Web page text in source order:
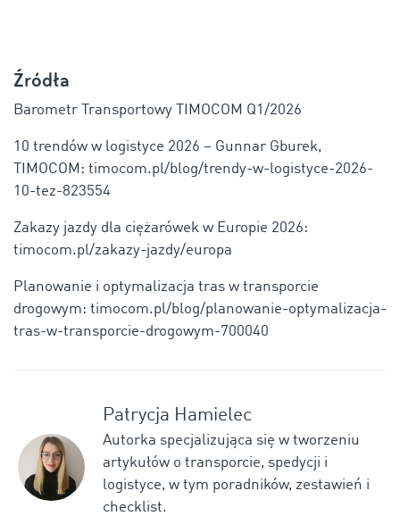
Źródła
Barometr Transportowy TIMOCOM Q1/2026
10 trendów w logistyce 2026 – Gunnar Gburek,
TIMOCOM: timocom.pl/blog/trendy-w-logistyce-2026-
10-tez-823554
Zakazy jazdy dla ciężarówek w Europie 2026:
timocom.pl/zakazy-jazdy/europa
Planowanie i optymalizacja tras w transporcie
drogowym: timocom.pl/blog/planowanie-optymalizacja-
tras-w-transporcie-drogowym-700040
Patrycja Hamielec
Autorka specjalizująca się w tworzeniu
artykułów o transporcie, spedycji i
logistyce, w tym poradników, zestawień i
checklist.